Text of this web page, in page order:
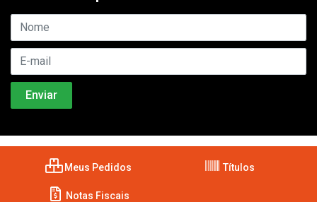
Meus Pedidos Títulos
Notas Fiscais